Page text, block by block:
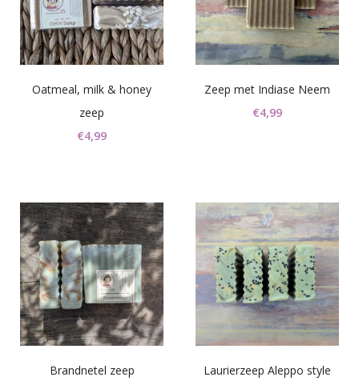
Oatmeal, milk & honey
zeep
€4,99
Zeep met Indiase Neem
€4,99
Brandnetel zeep
Laurierzeep Aleppo style